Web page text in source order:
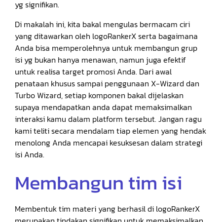
yg signifikan.
Di makalah ini, kita bakal mengulas bermacam ciri
yang ditawarkan oleh logoRankerX serta bagaimana
Anda bisa memperolehnya untuk membangun grup
isi yg bukan hanya menawan, namun juga efektif
untuk realisa target promosi Anda. Dari awal
penataan khusus sampai penggunaan X-Wizard dan
Turbo Wizard, setiap komponen bakal dijelaskan
supaya mendapatkan anda dapat memaksimalkan
interaksi kamu dalam platform tersebut. Jangan ragu
kami teliti secara mendalam tiap elemen yang hendak
menolong Anda mencapai kesuksesan dalam strategi
isi Anda.
Membangun tim isi
Membentuk tim materi yang berhasil di logoRankerX